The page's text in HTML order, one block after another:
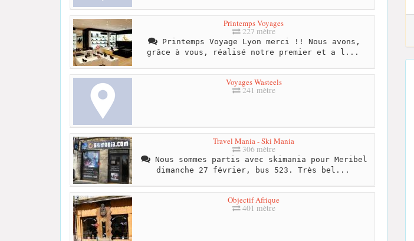
Printemps Voyages
227 mètre
Printemps Voyage Lyon merci !! Nous avons,
grâce à vous, réalisé notre premier et a l...
Voyages Wasteels
241 mètre
Travel Mania - Ski Mania
306 mètre
Nous sommes partis avec skimania pour Meribel
dimanche 27 février, bus 523. Très bel...
Objectif Afrique
401 mètre